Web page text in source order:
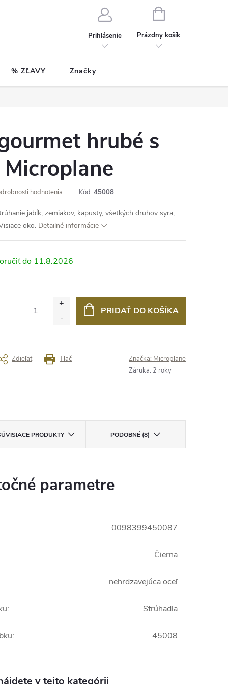
Prihlásenie
NÁKUPNÝ
Prázdny košík
% ZĽAVY Značky
hrubé s
hodnotenia Kód: 45008
jabĺk, zemiakov, kapusty, všetkých druhov syra,
oko. Detailné informácie
11.8.2026
PRIDAŤ DO KOŠÍKA
Tlač
Zdieľať Značka: Microplane
Záruka: 2 roky
PRODUKTY PODOBNÉ (8)
parametre
0098399450087
Čierna
nehrdzavejúca oceľ
: Strúhadla
: 45008
v tejto kategórii